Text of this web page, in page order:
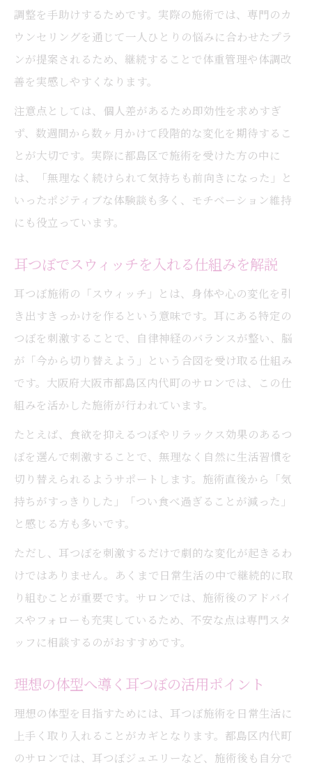
耳つぼで睡眠や血圧が安定する理由に注目
無理のない耳つぼ施術で健康美を目指す
耳つぼ施術で始める手軽な健康美習慣
マンツーマンの耳つぼサポートの魅力
耳つぼによる体質改善と継続のポイント
無理なく続ける耳つぼ施術のコツを解説
耳つぼ施術で健康美を実感する体験談紹介
耳つぼでスウィッチを入れる生活習慣改革
耳つぼ活用で生活習慣を見直すポイント
スウィッチが入る耳つぼ施術の始め方
耳つぼ施術で心身のリズムを整える方法
耳つぼがサポートする産後ケアとリバウンド防
止
耳つぼで始める産後ケアの基本とポイント
産後リバウンドを防ぐ耳つぼ施術の活用法
耳つぼがサポートする骨盤ケアと体調管理
耳つぼ施術で産後太りに悩まない体作り
耳つぼで産後の心身バランスを整える方法
調整を手助けするためです。実際の施術では、専門のカ
ウンセリングを通じて一人ひとりの悩みに合わせたプラ
ンが提案されるため、継続することで体重管理や体調改
善を実感しやすくなります。
注意点としては、個人差があるため即効性を求めすぎ
ず、数週間から数ヶ月かけて段階的な変化を期待するこ
とが大切です。実際に都島区で施術を受けた方の中に
は、「無理なく続けられて気持ちも前向きになった」と
いったポジティブな体験談も多く、モチベーション維持
にも役立っています。
耳つぼでスウィッチを入れる仕組みを解説
耳つぼ施術の「スウィッチ」とは、身体や心の変化を引
き出すきっかけを作るという意味です。耳にある特定の
つぼを刺激することで、自律神経のバランスが整い、脳
が「今から切り替えよう」という合図を受け取る仕組み
です。大阪府大阪市都島区内代町のサロンでは、この仕
組みを活かした施術が行われています。
たとえば、食欲を抑えるつぼやリラックス効果のあるつ
ぼを選んで刺激することで、無理なく自然に生活習慣を
切り替えられるようサポートします。施術直後から「気
持ちがすっきりした」「つい食べ過ぎることが減った」
と感じる方も多いです。
ただし、耳つぼを刺激するだけで劇的な変化が起きるわ
けではありません。あくまで日常生活の中で継続的に取
り組むことが重要です。サロンでは、施術後のアドバイ
スやフォローも充実しているため、不安な点は専門スタ
ッフに相談するのがおすすめです。
理想の体型へ導く耳つぼの活用ポイント
理想の体型を目指すためには、耳つぼ施術を日常生活に
上手く取り入れることがカギとなります。都島区内代町
のサロンでは、耳つぼジュエリーなど、施術後も自分で